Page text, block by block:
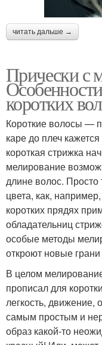
читать дальше →
Прически с
коротких
Короткие волосы —
каре до плеч
короткая стрижка
мелирование
длине волос.
цвета, как,
коротких прядях
обладательниц
особые методы
откроют новые грани
В целом
прописал для
легкость, движение,
самым простым и
образ какой-то